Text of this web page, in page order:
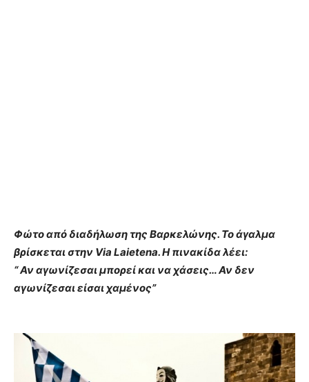
Φώτο από διαδήλωση της Βαρκελώνης. Το άγαλμα
βρίσκεται στην Via Laietena. Η πινακίδα λέει:
“ Αν αγωνίζεσαι μπορεί και να χάσεις… Αν δεν
αγωνίζεσαι είσαι χαμένος”